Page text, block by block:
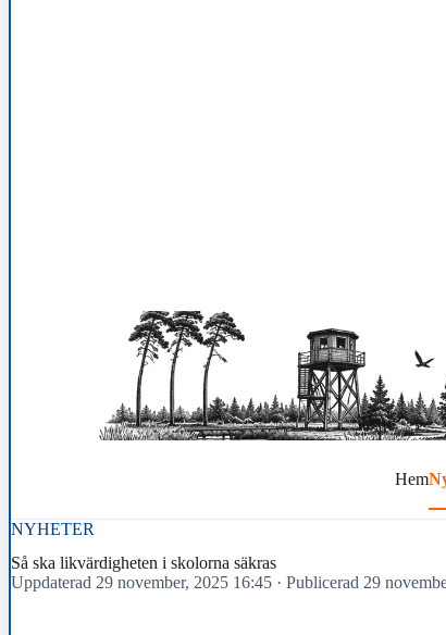
Hem
NYHETER
Så ska likvärdigheten i skolorna säkras
Uppdaterad 29 november, 2025 16:45 · Publicerad 29